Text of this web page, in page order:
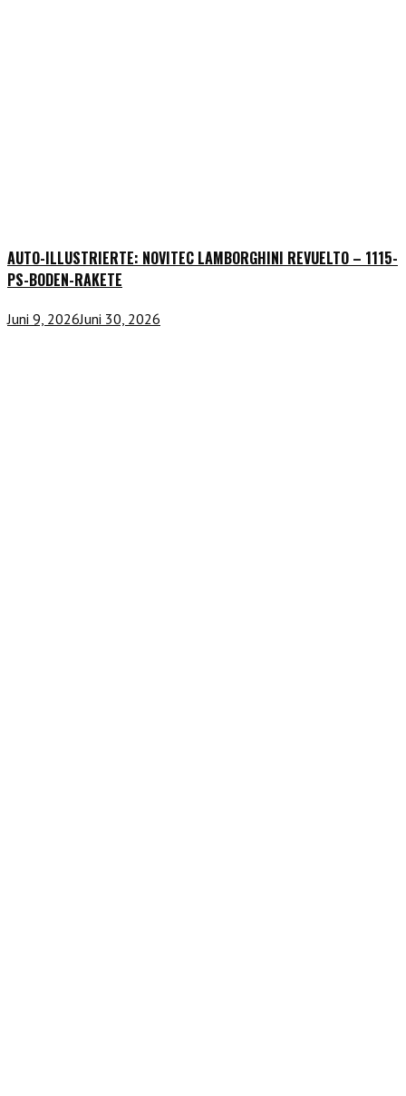
AUTO-ILLUSTRIERTE: NOVITEC LAMBORGHINI REVUELTO – 1115-
PS-BODEN-RAKETE
Juni 9, 2026Juni 30, 2026